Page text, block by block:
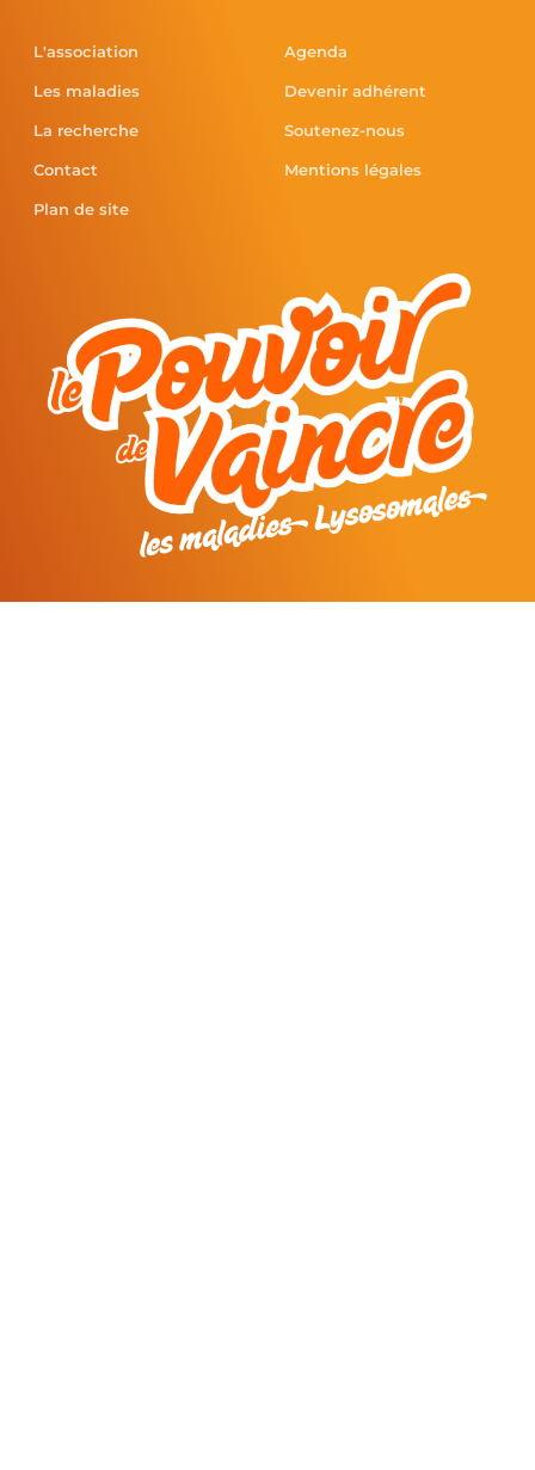
L'association
Les maladies
La recherche
Contact
Plan de site
Agenda
Devenir adhérent
Soutenez-nous
Mentions légales